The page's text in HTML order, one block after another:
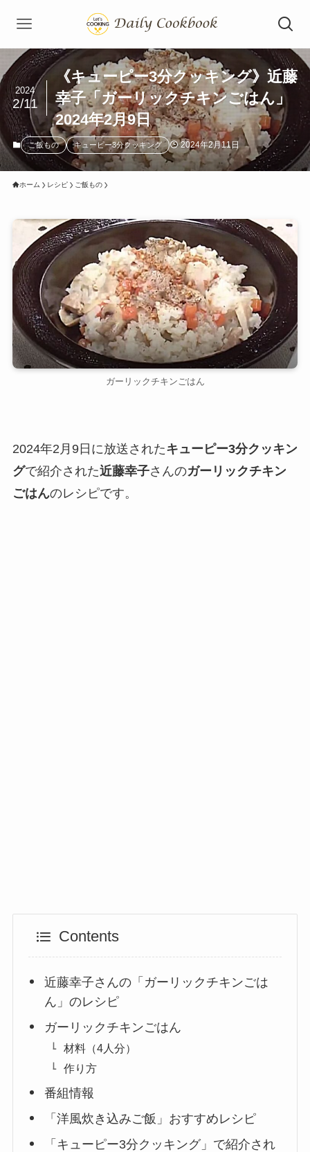
《キューピー3分クッキング》近藤
幸子「ガーリックチキンごはん」
2024年2月9日
2024
2/11
ご飯もの キューピー3分クッキング 2024年2月11日
ホーム レシピ ご飯もの
ガーリックチキンごはん
2024年2月9日に放送されたキューピー3分クッキン
グで紹介された近藤幸子さんのガーリックチキン
ごはんのレシピです。
Contents
近藤幸子さんの「ガーリックチキンごは
ん」のレシピ
ガーリックチキンごはん
材料（4人分）
作り方
番組情報
「洋風炊き込みご飯」おすすめレシピ
「キューピー3分クッキング」で紹介され